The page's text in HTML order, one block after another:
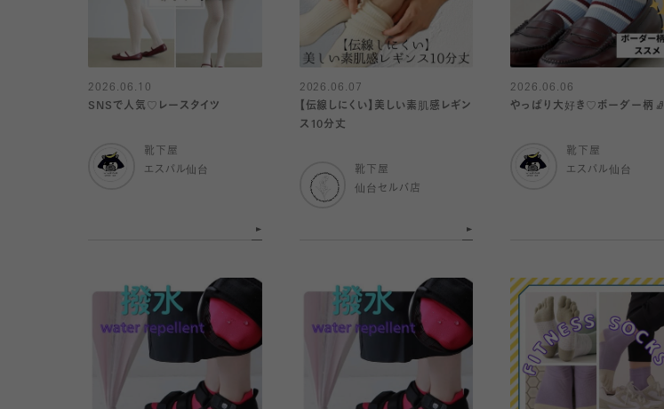
2026.06.10
SNSで人気♡レースタイツ
靴下屋
エスパル仙台
2026.06.07
【伝線しにくい】美しい素肌感レギン
ス10分丈
靴下屋
仙台セルバ店
2026.06.06
やっぱり大好き♡ボーダー柄🧦
靴下屋
エスパル仙台